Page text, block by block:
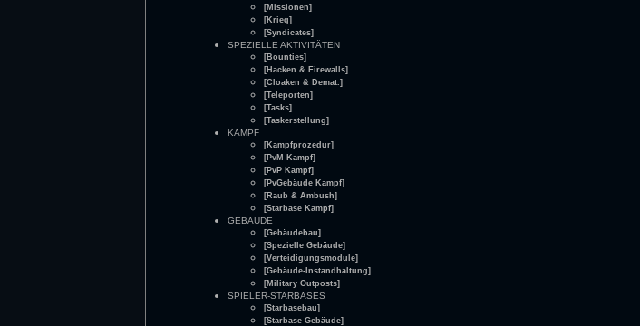
[Missionen]
[Krieg]
[Syndicates]
SPEZIELLE AKTIVITÄTEN
[Bounties]
[Hacken & Firewalls]
[Cloaken & Demat.]
[Teleporten]
[Tasks]
[Taskerstellung]
KAMPF
[Kampfprozedur]
[PvM Kampf]
[PvP Kampf]
[PvGebäude Kampf]
[Raub & Ambush]
[Starbase Kampf]
GEBÄUDE
[Gebäudebau]
[Spezielle Gebäude]
[Verteidigungsmodule]
[Gebäude-Instandhaltung]
[Military Outposts]
SPIELER-STARBASES
[Starbasebau]
[Starbase Gebäude]